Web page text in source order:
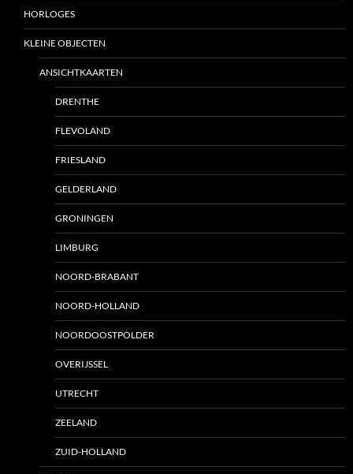
HORLOGES
KLEINE OBJECTEN
ANSICHTKAARTEN
DRENTHE
FLEVOLAND
FRIESLAND
GELDERLAND
GRONINGEN
LIMBURG
NOORD-BRABANT
NOORD-HOLLAND
NOORDOOSTPOLDER
OVERIJSSEL
UTRECHT
ZEELAND
ZUID-HOLLAND